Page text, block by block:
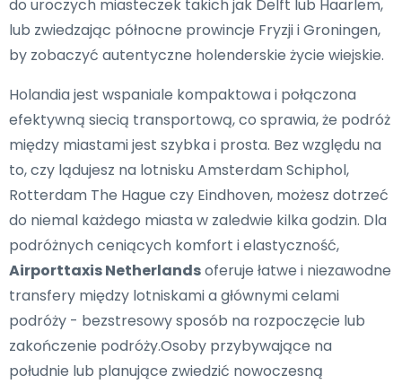
do uroczych miasteczek takich jak Delft lub Haarlem,
lub zwiedzając północne prowincje Fryzji i Groningen,
by zobaczyć autentyczne holenderskie życie wiejskie.
Holandia jest wspaniale kompaktowa i połączona
efektywną siecią transportową, co sprawia, że podróż
między miastami jest szybka i prosta. Bez względu na
to, czy lądujesz na lotnisku Amsterdam Schiphol,
Rotterdam The Hague czy Eindhoven, możesz dotrzeć
do niemal każdego miasta w zaledwie kilka godzin. Dla
podróżnych ceniących komfort i elastyczność,
Airporttaxis Netherlandsoferuje łatwe i niezawodne
transfery między lotniskami a głównymi celami
podróży - bezstresowy sposób na rozpoczęcie lub
zakończenie podróży.Osoby przybywające na
południe lub planujące zwiedzić nowoczesną